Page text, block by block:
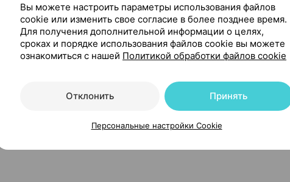
Вы можете настроить параметры использования файлов
cookie или изменить свое согласие в более позднее время.
Для получения дополнительной информации о целях,
сроках и порядке использования файлов cookie вы можете
ознакомиться с нашей Политикой обработки файлов cookie
Отклонить Принять
Персональные настройки Cookie